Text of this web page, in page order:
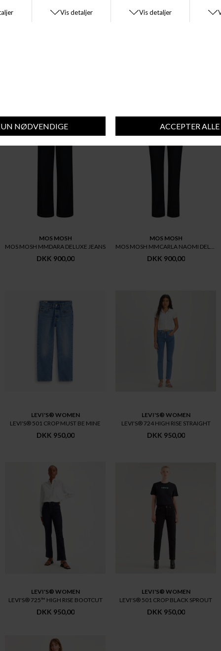
MOS MOSH
MOS MOSH MMDARA DELUXE JEANS
DKK 900,00
MOS MOSH
MOS MOSH MMCARLA NAOMI DELUXE
DKK 900,00
LEVI'S® WOMEN
LEVI'S® 501 CROP MUST BE MINE
DKK 950,00
LEVI'S® WOMEN
LEVI'S® 724 HIGH RISE STRAIGHT
DKK 950,00
LEVI'S® WOMEN
LEVI'S® 725™ HIGH RISE BOOTCUT
DKK 950,00
LEVI'S® WOMEN
LEVI'S® 501 CROP BLACK SPROUT
DKK 950,00